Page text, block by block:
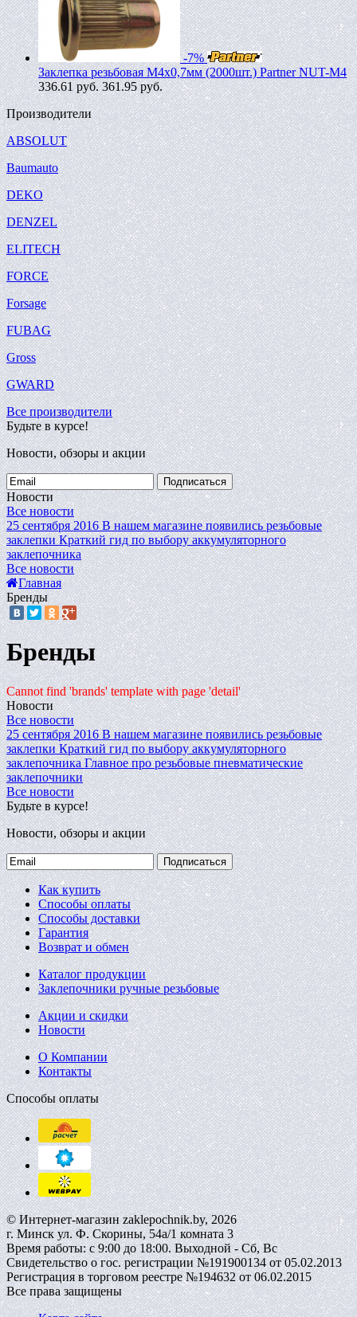
-7%
Заклепка резьбовая M4х0,7мм (2000шт.) Partner NUT-M4
336.61руб. 361.95 руб.
Производители
ABSOLUT
Baumauto
DEKO
DENZEL
ELITECH
FORCE
Forsage
FUBAG
Gross
GWARD
Все производители
Будьте в курсе!
Новости, обзоры и акции
Подписаться
Новости
Все новости
25 сентября 2016 В нашем магазине появились резьбовые
заклепки Краткий гид по выбору аккумуляторного
заклепочника
Все новости
Главная
Бренды
Бренды
Cannot find 'brands' template with page 'detail'
Новости
Все новости
25 сентября 2016 В нашем магазине появились резьбовые
заклепки Краткий гид по выбору аккумуляторного
заклепочника Главное про резьбовые пневматические
заклепочники
Все новости
Будьте в курсе!
Новости, обзоры и акции
Подписаться
Как купить
Способы оплаты
Способы доставки
Гарантия
Возврат и обмен
Каталог продукции
Заклепочники ручные резьбовые
Акции и скидки
Новости
О Компании
Контакты
Способы оплаты
© Интернет-магазин zaklepochnik.by, 2026
г. Минск ул. Ф. Скорины, 54а/1 комната 3
Время работы: с 9:00 до 18:00. Выходной - Сб, Вс
Свидетельство о гос. регистрации №191900134 от 05.02.2013
Регистрация в торговом реестре №194632 от 06.02.2015
Все права защищены